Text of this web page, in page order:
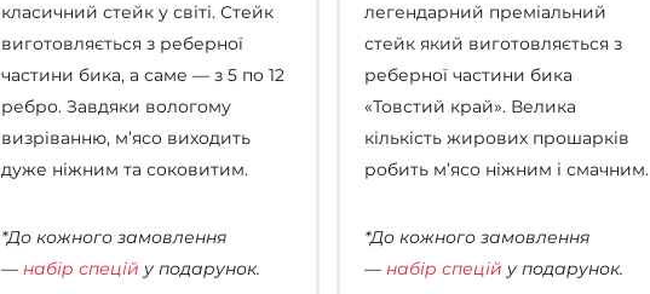
класичний стейк у світі. Стейк
виготовляється з реберної
частини бика, а саме — з 5 по 12
ребро. Завдяки вологому
визріванню, м’ясо виходить
дуже ніжним та соковитим.
*До кожного замовлення
— набір спецій у подарунок.
легендарний преміальний
стейк який виготовляється з
реберної частини бика
«Товстий край». Велика
кількість жирових прошарків
робить м’ясо ніжним і смачним.
*До кожного замовлення
— набір спецій у подарунок.